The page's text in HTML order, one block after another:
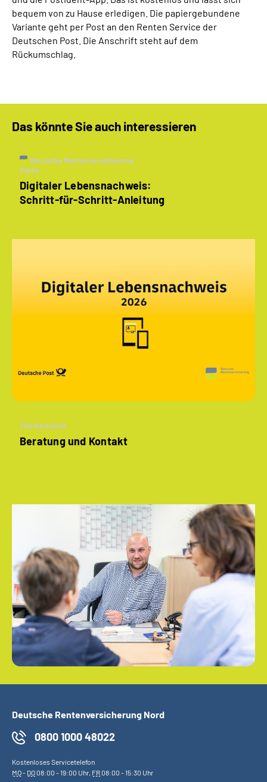
bequem von zu Hause erledigen. Die papiergebundene
Variante geht per Post an den Renten Service der
Deutschen Post. Die Anschrift steht auf dem
Rückumschlag.
Das könnte Sie auch interessieren
Deutsche Rentenversicherung
Video
Digitaler Lebensnachweis:
Schritt-für-Schritt-Anleitung
Themenseite
Beratung und Kontakt
Deutsche Rentenversicherung Nord
0800 1000 48022
Kostenloses Servicetelefon
MO- DO08:00 - 19:00 Uhr, FR08:00 - 15:30 Uhr